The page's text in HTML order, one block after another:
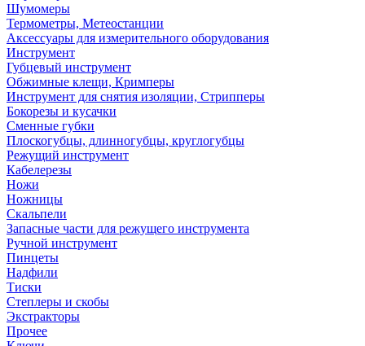
Шумомеры
Термометры, Метеостанции
Аксессуары для измерительного оборудования
Инструмент
Губцевый инструмент
Обжимные клещи, Кримперы
Инструмент для снятия изоляции, Стрипперы
Бокорезы и кусачки
Сменные губки
Плоскогубцы, длинногубцы, круглогубцы
Режущий инструмент
Кабелерезы
Ножи
Ножницы
Скальпели
Запасные части для режущего инструмента
Ручной инструмент
Пинцеты
Надфили
Тиски
Степлеры и скобы
Экстракторы
Прочее